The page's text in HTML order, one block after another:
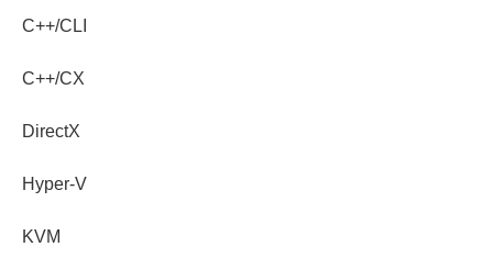
C++/CLI
C++/CX
DirectX
Hyper-V
KVM